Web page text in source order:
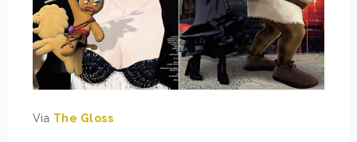
Via The Gloss